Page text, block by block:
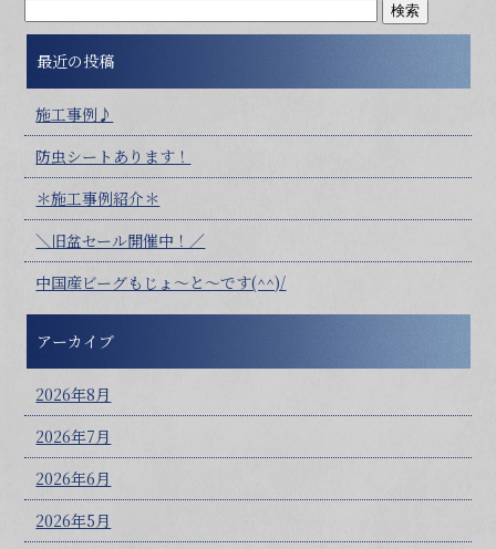
最近の投稿
施工事例♪
防虫シートあります！
＊施工事例紹介＊
＼旧盆セール開催中！／
中国産ビーグもじょ～と～です(^^)/
アーカイブ
2026年8月
2026年7月
2026年6月
2026年5月